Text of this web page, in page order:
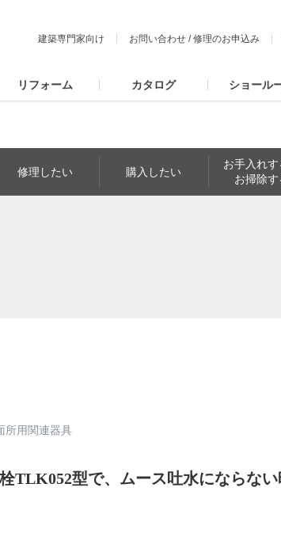
建築専門家向け お問い合わせ /修理のお申込み
リフォーム カタログ ショール
修理したい 購入したい
お手入れす
お掃除す
所用関連器具
TLK052型で、ムース吐水にならない